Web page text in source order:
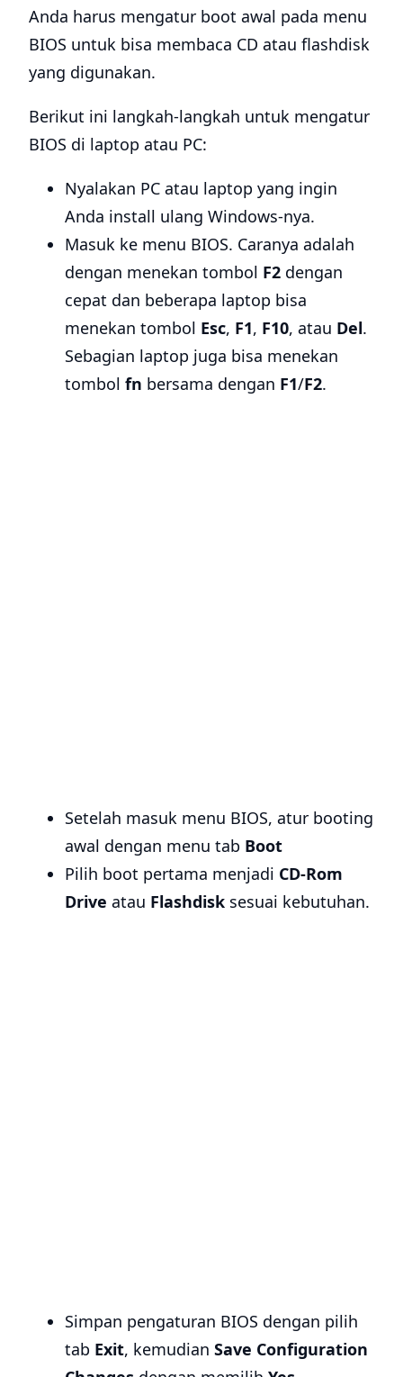
Anda harus mengatur boot awal pada menu
BIOS untuk bisa membaca CD atau flashdisk
yang digunakan.
Berikut ini langkah-langkah untuk mengatur
BIOS di laptop atau PC:
Nyalakan PC atau laptop yang ingin
Anda install ulang Windows-nya.
Masuk ke menu BIOS. Caranya adalah
dengan menekan tombol F2 dengan
cepat dan beberapa laptop bisa
menekan tombol Esc, F1, F10, atau Del.
Sebagian laptop juga bisa menekan
tombol fn bersama dengan F1/F2.
Setelah masuk menu BIOS, atur booting
awal dengan menu tab Boot
Pilih boot pertama menjadi CD-Rom
Drive atau Flashdisk sesuai kebutuhan.
Simpan pengaturan BIOS dengan pilih
tab Exit, kemudian Save Configuration